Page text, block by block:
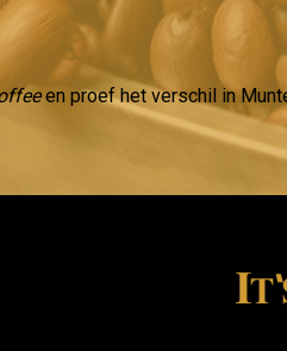
en proef het verschil in